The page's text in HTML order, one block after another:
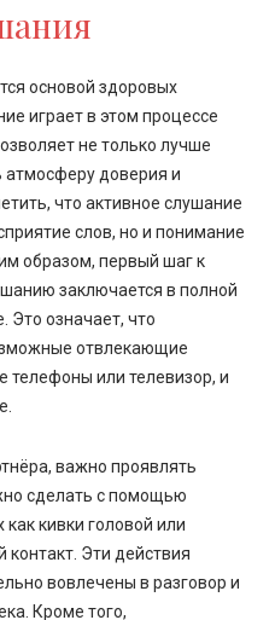
основой здоровых
играет в этом процессе
не только лучше
атмосферу доверия и
что активное слушание
слов, но и понимание
образом, первый шаг к
заключается в полной
Это означает, что
отвлекающие
телефоны или телевизор, и
важно проявлять
сделать с помощью
кивки головой или
Эти действия
вовлечены в разговор и
Кроме того,